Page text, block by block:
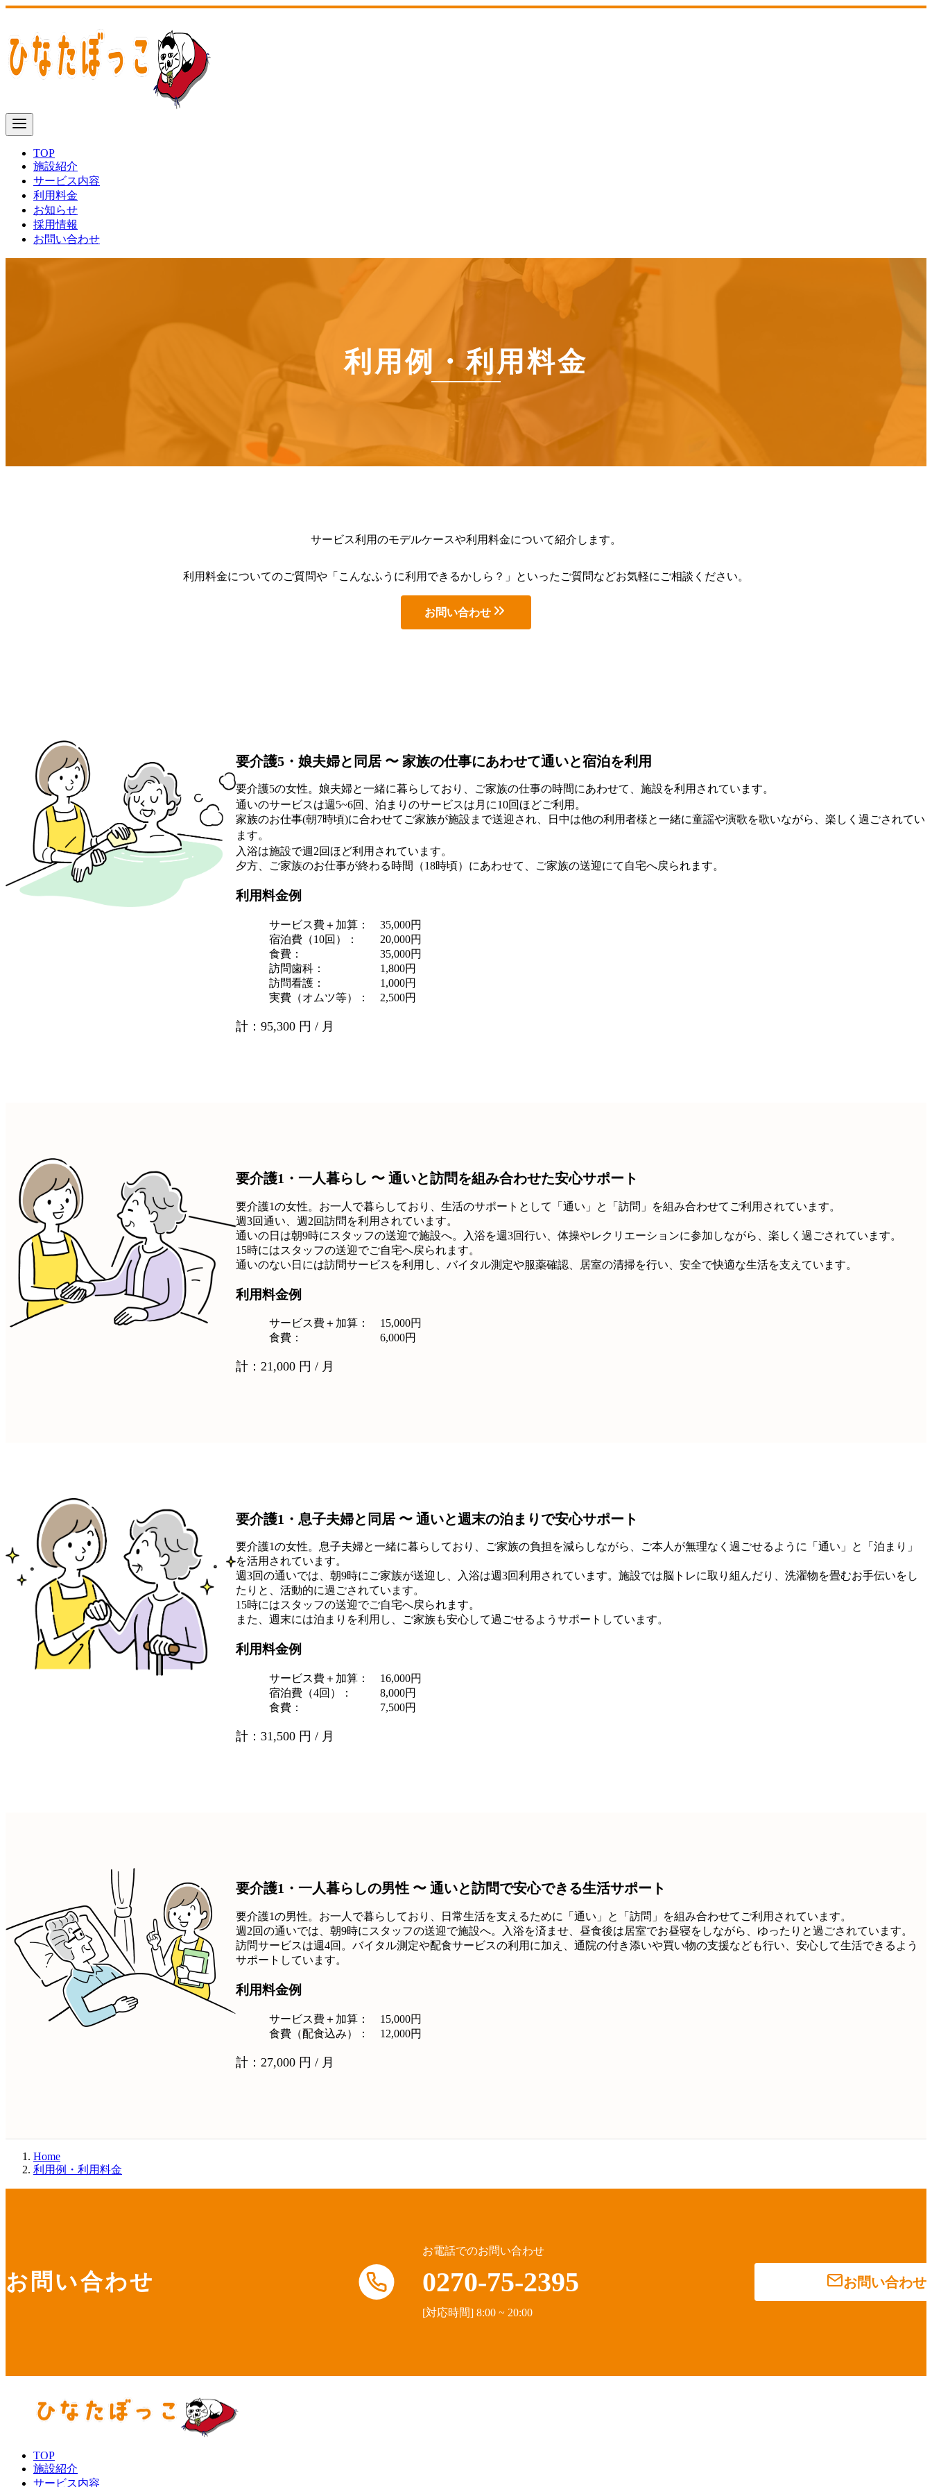
TOP
施設紹介
サービス内容
利用料金
お知らせ
採用情報
お問い合わせ
利用例・利用料金
サービス利用のモデルケースや利用料金について紹介します。
利用料金についてのご質問や「こんなふうに利用できるかしら？」といったご質問などお気軽にご相談ください。
お問い合わせ
要介護5・娘夫婦と同居 〜 家族の仕事にあわせて通いと宿泊を利用
要介護5の女性。娘夫婦と一緒に暮らしており、ご家族の仕事の時間にあわせて、施設を利用されています。
通いのサービスは週5~6回、泊まりのサービスは月に10回ほどご利用。
家族のお仕事(朝7時頃)に合わせてご家族が施設まで送迎され、日中は他の利用者様と一緒に童謡や演歌を歌いながら、楽しく過ごされてい
ます。
入浴は施設で週2回ほど利用されています。
夕方、ご家族のお仕事が終わる時間（18時頃）にあわせて、ご家族の送迎にて自宅へ戻られます。
利用料金例
サービス費＋加算：
35,000円
宿泊費（10回）：
20,000円
食費：
35,000円
訪問歯科：
1,800円
訪問看護：
1,000円
実費（オムツ等）：
2,500円
計：95,300 円 / 月
要介護1・一人暮らし 〜 通いと訪問を組み合わせた安心サポート
要介護1の女性。お一人で暮らしており、生活のサポートとして「通い」と「訪問」を組み合わせてご利用されています。
週3回通い、週2回訪問を利用されています。
通いの日は朝9時にスタッフの送迎で施設へ。入浴を週3回行い、体操やレクリエーションに参加しながら、楽しく過ごされています。
15時にはスタッフの送迎でご自宅へ戻られます。
通いのない日には訪問サービスを利用し、バイタル測定や服薬確認、居室の清掃を行い、安全で快適な生活を支えています。
利用料金例
サービス費＋加算：
15,000円
食費：
6,000円
計：21,000 円 / 月
要介護1・息子夫婦と同居 〜 通いと週末の泊まりで安心サポート
要介護1の女性。息子夫婦と一緒に暮らしており、ご家族の負担を減らしながら、ご本人が無理なく過ごせるように「通い」と「泊まり」
を活用されています。
週3回の通いでは、朝9時にご家族が送迎し、入浴は週3回利用されています。施設では脳トレに取り組んだり、洗濯物を畳むお手伝いをし
たりと、活動的に過ごされています。
15時にはスタッフの送迎でご自宅へ戻られます。
また、週末には泊まりを利用し、ご家族も安心して過ごせるようサポートしています。
利用料金例
サービス費＋加算：
16,000円
宿泊費（4回）：
8,000円
食費：
7,500円
計：31,500 円 / 月
要介護1・一人暮らしの男性 〜 通いと訪問で安心できる生活サポート
要介護1の男性。お一人で暮らしており、日常生活を支えるために「通い」と「訪問」を組み合わせてご利用されています。
週2回の通いでは、朝9時にスタッフの送迎で施設へ。入浴を済ませ、昼食後は居室でお昼寝をしながら、ゆったりと過ごされています。
訪問サービスは週4回。バイタル測定や配食サービスの利用に加え、通院の付き添いや買い物の支援なども行い、安心して生活できるよう
サポートしています。
利用料金例
サービス費＋加算：
15,000円
食費（配食込み）：
12,000円
計：27,000 円 / 月
Home
利用例・利用料金
お問い合わせ
お電話でのお問い合わせ
0270-75-2395
[対応時間] 8:00 ~ 20:00
お問い合わせ
TOP
施設紹介
サービス内容